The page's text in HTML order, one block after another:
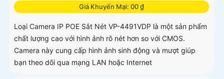
Giá Khuyến Mại: 00 ₫
Loại Camera IP POE Sắt Nét VP-4491VDP là một sản phẩm
chất lượng cao với hình ảnh rõ nét hơn so với CMOS.
Camera này cung cấp hình ảnh sinh động và mượt giúp
bạn theo dõi qua mạng LAN hoặc Internet